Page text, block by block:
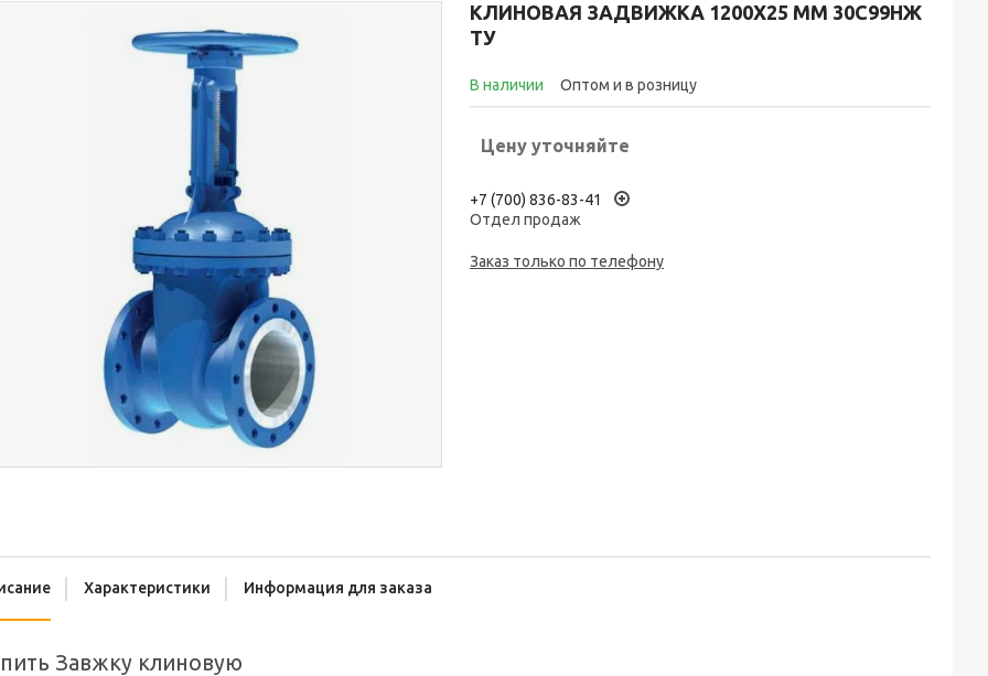
КЛИНОВАЯ ЗАДВИЖКА 1200X25 ММ 30С99НЖ
ТУ
В наличии Оптом и в розницу
Цену уточняйте
+7 (700) 836-83-41
Отдел продаж
Заказ только по телефону
Характеристики Информация для заказа
Завжку клиновую